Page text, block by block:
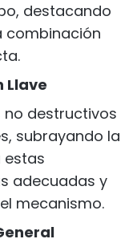
destacando
combinación
Llave
destructivos
subrayando la
estas
adecuadas y
mecanismo.